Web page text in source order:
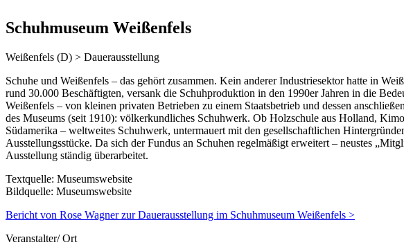
Schuhmuseum Weißenfels
Weißenfels (D) > Dauerausstellung
Schuhe und Weißenfels – das gehört zusammen. Kein anderer Industriesektor hatte in
rund 30.000 Beschäftigten, versank die Schuhproduktion in den 1990er Jahren in die
Weißenfels – von kleinen privaten Betrieben zu einem Staatsbetrieb und dessen
des Museums (seit 1910): völkerkundliches Schuhwerk. Ob Holzschule aus Holland,
Südamerika – weltweites Schuhwerk, untermauert mit den gesellschaftlichen
Ausstellungsstücke. Da sich der Fundus an Schuhen regelmäßigt erweitert – neustes
Ausstellung ständig überarbeitet.
Textquelle: Museumswebsite
Bildquelle: Museumswebsite
Bericht von Rose Wagner zur Dauerausstellung im Schuhmuseum Weißenfels >
Veranstalter/ Ort